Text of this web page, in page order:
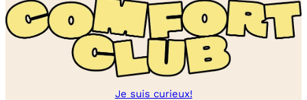
Je suis curieux!